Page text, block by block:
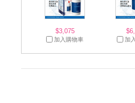
$3,075
加入購物車 加